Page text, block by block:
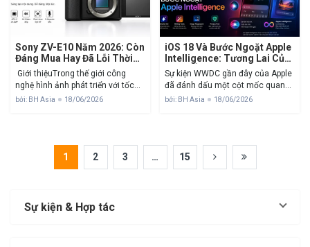
Sony ZV-E10 Năm 2026: Còn
Đáng Mua Hay Đã Lỗi Thời
Cho Creator?
Giới thiệuTrong thế giới công
nghệ hình ảnh phát triển với tốc
độ chóng mặt, vòng đời của một
bởi: BH Asia 18/06/2026
iOS 18 Và Bước Ngoặt Apple
Intelligence: Tương Lai Của
Nhiếp Ảnh Di Động Đối Với
Content Creator
Sự kiện WWDC gần đây của Apple
đã đánh dấu một cột mốc quan
trọng trong lịch sử phát triển phần
bởi: BH Asia 18/06/2026
1 2 3 … 15
Sự kiện & Hợp tác